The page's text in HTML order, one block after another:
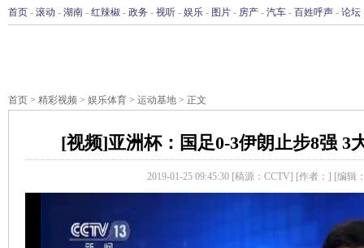
首页 - 滚动 - 湖南 - 红辣椒 - 政务 - 视听 - 娱乐 - 图片 - 房产 - 汽车 - 百姓呼声 - 论坛
首页 > 精彩视频 > 娱乐体育 > 运动基地 > 正文
[视频]亚洲杯：国足0-3伊朗止步8强 3
2019-01-25 09:45:30 [稿源：CCTV] [作者：] [编辑